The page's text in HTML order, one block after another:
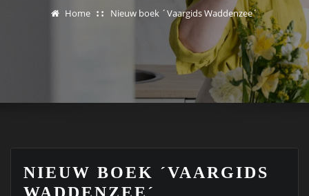
Home Nieuw boek ´Vaargids Waddenzee´
NIEUW BOEK ´VAARGIDS
WADDENZEE´